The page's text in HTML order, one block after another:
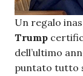
Un regalo
Trump
dell’ultimo
puntato tutto